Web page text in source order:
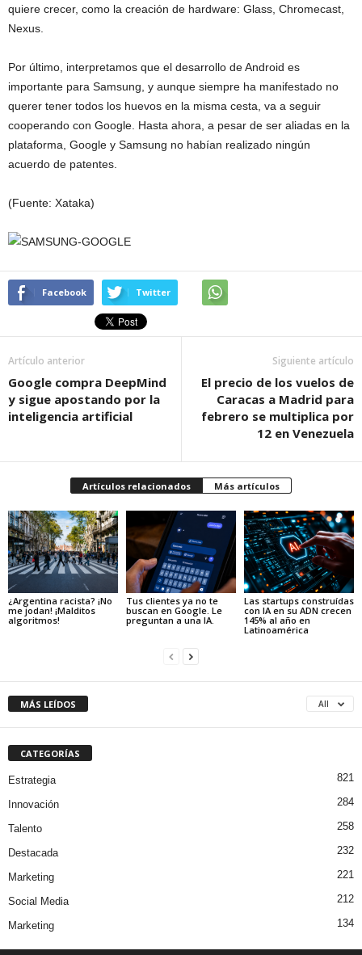
quiere crecer, como la creación de hardware: Glass, Chromecast,
Nexus.
Por último, interpretamos que el desarrollo de Android es
importante para Samsung, y aunque siempre ha manifestado no
querer tener todos los huevos en la misma cesta, va a seguir
cooperando con Google. Hasta ahora, a pesar de ser aliadas en la
plataforma, Google y Samsung no habían realizado ningún
acuerdo de patentes.
(Fuente: Xataka)
Facebook Twitter
Artículo anterior
Google compra DeepMind
y sigue apostando por la
inteligencia artificial
Siguiente artículo
El precio de los vuelos de
Caracas a Madrid para
febrero se multiplica por
12 en Venezuela
Artículos relacionados Más artículos
¿Argentina racista? ¡No
me jodan! ¡Malditos
algoritmos!
Tus clientes ya no te
buscan en Google. Le
preguntan a una IA.
Las startups construídas
con IA en su ADN crecen
145% al año en
Latinoamérica
MÁS LEÍDOS All
CATEGORÍAS
Estrategia 821
Innovación 284
Talento 258
Destacada 232
Marketing 221
Social Media 212
Marketing 134